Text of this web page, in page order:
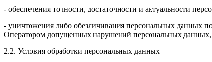
- обеспечения точности, достаточности и актуальности
- уничтожения либо обезличивания персональных данных
Оператором допущенных нарушений персональных данных,
2.2. Условия обработки персональных данных